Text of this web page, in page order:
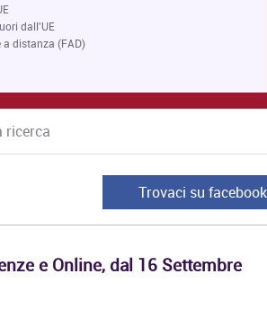
dall'UE
a distanza (FAD)
ricerca
Trovaci su facebook
e Online, dal 16 Settembre